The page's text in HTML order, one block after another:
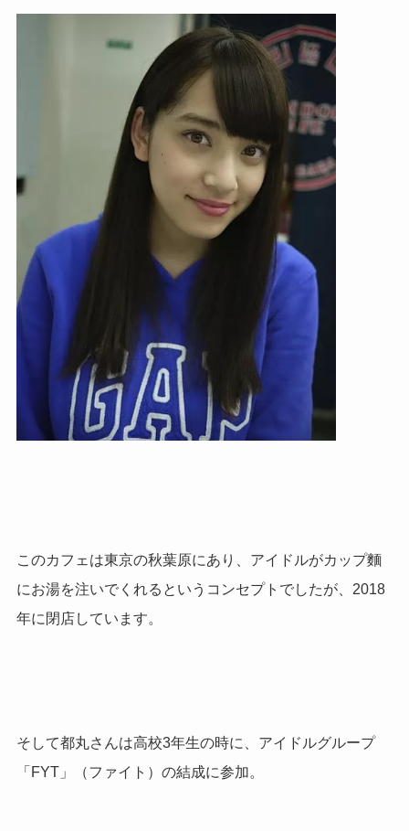
このカフェは東京の秋葉原にあり、アイドルがカップ麵
にお湯を注いでくれるというコンセプトでしたが、 2018
年に閉店しています。
そして都丸さんは高校3年生の時に、アイドルグループ
「 FYT」（ファイト）の結成に参加。